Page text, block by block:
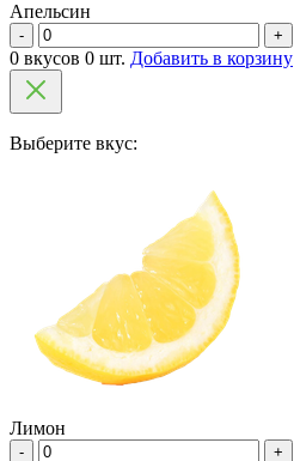
Апельсин
- +
0 вкусов 0 шт. Добавить в корзину
Выберите вкус:
Лимон
- +